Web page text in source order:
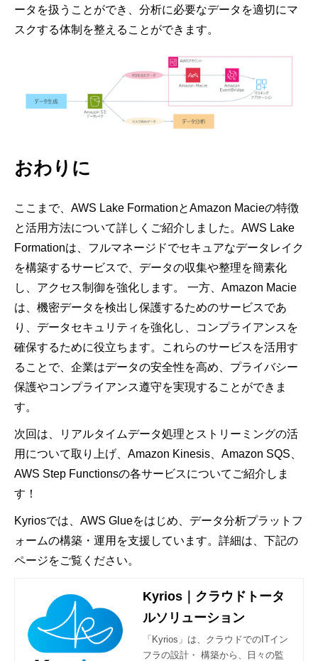
ータを扱うことができ、分析に必要なデータを適切にマ
スクする体制を整えることができます。
​​​​​​​おわりに
ここまで、AWS Lake FormationとAmazon Macieの特徴
と活用方法について詳しくご紹介しました。AWS Lake
Formationは、フルマネージドでセキュアなデータレイク
を構築するサービスで、データの収集や整理を簡素化
し、アクセス制御を強化します。 一方、Amazon Macie
は、機密データを検出し保護するためのサービスであ
り、データセキュリティを強化し、コンプライアンスを
確保するために役立ちます。これらのサービスを活用す
ることで、企業はデータの安全性を高め、プライバシー
保護やコンプライアンス遵守を実現することができま
す。
次回は、リアルタイムデータ処理とストリーミングの活
用について取り上げ、Amazon Kinesis、Amazon SQS、
AWS Step Functionsの各サービスについてご紹介しま
す！
Kyriosでは、AWS Glueをはじめ、データ分析プラットフ
ォームの構築・運用を支援しています。詳細は、下記の
ページをご覧ください。
Kyrios｜クラウドトータ
ルソリューション
「Kyrios」は、クラウドでのITイン
フラの設計・ 構築から、日々の監